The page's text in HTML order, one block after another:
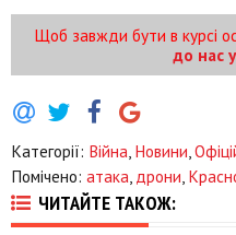
Щоб завжди бути в курсі
до нас
Категорії: Війна Новини
Помічено: атака дрони
ЧИТАЙТЕ ТАКОЖ: